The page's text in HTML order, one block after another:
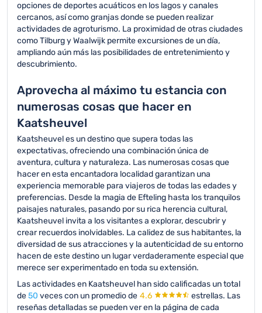
opciones de deportes acuáticos en los lagos y canales
cercanos, así como granjas donde se pueden realizar
actividades de agroturismo. La proximidad de otras ciudades
como Tilburg y Waalwijk permite excursiones de un día,
ampliando aún más las posibilidades de entretenimiento y
descubrimiento.
Aprovecha al máximo tu estancia con
numerosas cosas que hacer en
Kaatsheuvel
Kaatsheuvel es un destino que supera todas las
expectativas, ofreciendo una combinación única de
aventura, cultura y naturaleza. Las numerosas cosas que
hacer en esta encantadora localidad garantizan una
experiencia memorable para viajeros de todas las edades y
preferencias. Desde la magia de Efteling hasta los tranquilos
paisajes naturales, pasando por su rica herencia cultural,
Kaatsheuvel invita a los visitantes a explorar, descubrir y
crear recuerdos inolvidables. La calidez de sus habitantes, la
diversidad de sus atracciones y la autenticidad de su entorno
hacen de este destino un lugar verdaderamente especial que
merece ser experimentado en toda su extensión.
Las actividades en Kaatsheuvel han sido calificadas un total
de50 veces con un promedio de 4.6 estrellas. Las
reseñas detalladas se pueden ver en la página de cada